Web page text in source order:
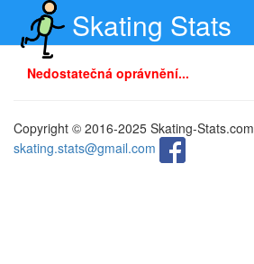
Skating Stats
Nedostatečná oprávnění...
Copyright © 2016-2025 Skating-Stats.com
skating.stats@gmail.com